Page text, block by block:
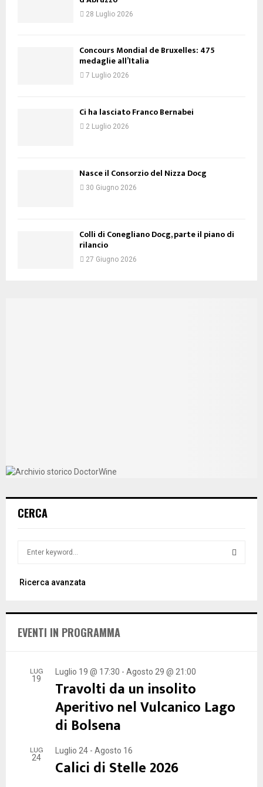
28 Luglio 2026
Concours Mondial de Bruxelles: 475
medaglie all’Italia
7 Luglio 2026
Ci ha lasciato Franco Bernabei
2 Luglio 2026
Nasce il Consorzio del Nizza Docg
30 Giugno 2026
Colli di Conegliano Docg, parte il piano di
rilancio
27 Giugno 2026
CERCA
r
o
Ricerca avanzata
EVENTI IN PROGRAMMA
LUG
19
Luglio 19 @ 17:30 - Agosto 29 @ 21:00
Travolti da un insolito
Aperitivo nel Vulcanico Lago
di Bolsena
LUG
24
Luglio 24 - Agosto 16
Calici di Stelle 2026